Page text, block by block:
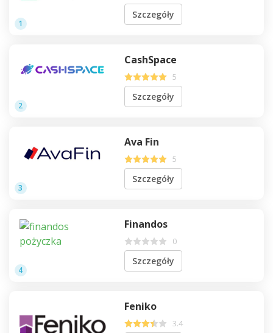
1
Szczegóły
2
CashSpace
5
Szczegóły
3
Ava Fin
5
Szczegóły
4
Finandos
0
Szczegóły
Feniko
3.4